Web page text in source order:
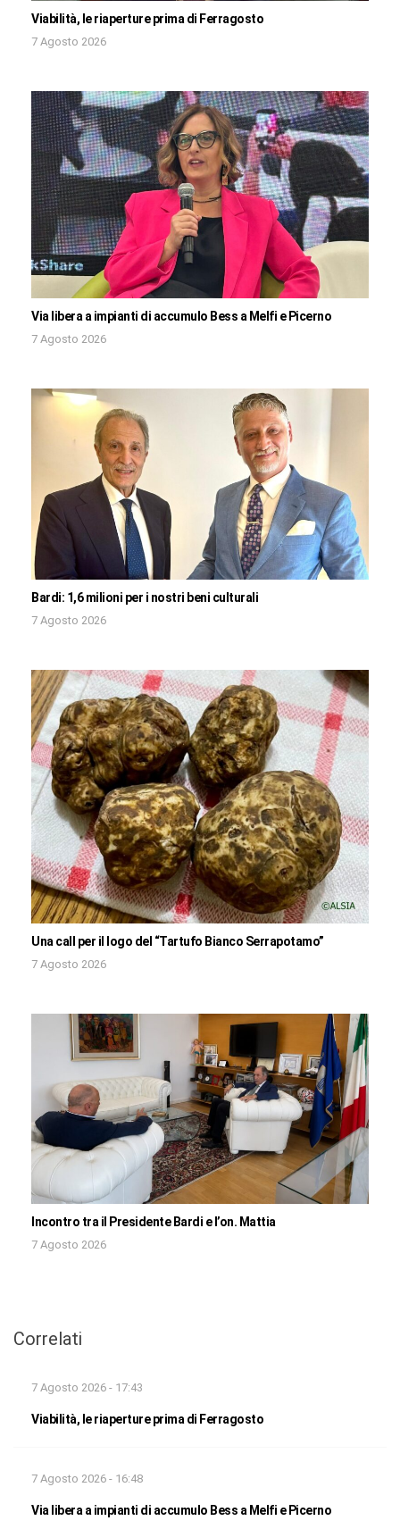
Viabilità, le riaperture prima di Ferragosto
7 Agosto 2026
Via libera a impianti di accumulo Bess a Melfi e Picerno
7 Agosto 2026
Bardi: 1,6 milioni per i nostri beni culturali
7 Agosto 2026
Una call per il logo del “Tartufo Bianco Serrapotamo”
7 Agosto 2026
Incontro tra il Presidente Bardi e l’on. Mattia
7 Agosto 2026
Correlati
7 Agosto 2026 - 17:43
Viabilità, le riaperture prima di Ferragosto
7 Agosto 2026 - 16:48
Via libera a impianti di accumulo Bess a Melfi e Picerno